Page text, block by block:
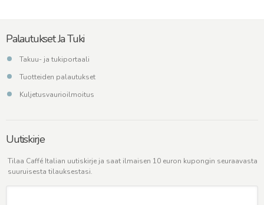
Palautukset Ja Tuki
Takuu- ja tukiportaali
Tuotteiden palautukset
Kuljetusvaurioilmoitus
Uutiskirje
Tilaa Caffé Italian uutiskirje ja saat ilmaisen 10 euron kupongin seuraavasta
suuruisesta tilauksestasi.